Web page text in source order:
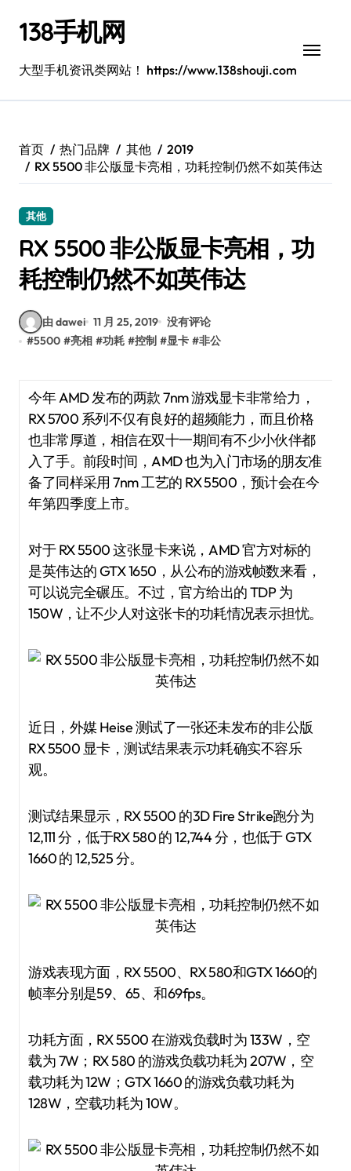
138手机网
大型手机资讯类网站！ https://www.138shouji.com
首页 热门品牌 其他
2019
RX 5500 非公版显卡亮相，功耗控制仍然不如英伟达
其他
RX 5500 非公版显卡亮相，功
耗控制仍然不如英伟达
由 dawei 11 月 25, 2019 没有评论
#5500 #亮相 #功耗 #控制 #显卡 #非公
今年 AMD 发布的两款 7nm 游戏显卡非常给力，
RX 5700 系列不仅有良好的超频能力，而且价格
也非常厚道，相信在双十一期间有不少小伙伴都
入了手。前段时间，AMD 也为入门市场的朋友准
备了同样采用 7nm 工艺的 RX 5500，预计会在今
年第四季度上市。
对于 RX 5500 这张显卡来说，AMD 官方对标的
是英伟达的 GTX 1650，从公布的游戏帧数来看，
可以说完全碾压。不过，官方给出的 TDP 为
150W，让不少人对这张卡的功耗情况表示担忧。
近日，外媒 Heise 测试了一张还未发布的非公版
RX 5500 显卡，测试结果表示功耗确实不容乐
观。
测试结果显示，RX 5500 的3D Fire Strike跑分为
12,111 分，低于RX 580 的 12,744 分，也低于 GTX
1660 的 12,525 分。
游戏表现方面，RX 5500、RX 580和GTX 1660的
帧率分别是59、65、和69fps。
功耗方面，RX 5500 在游戏负载时为 133W，空
载为 7W；RX 580 的游戏负载功耗为 207W，空
载功耗为 12W；GTX 1660 的游戏负载功耗为
128W，空载功耗为 10W。